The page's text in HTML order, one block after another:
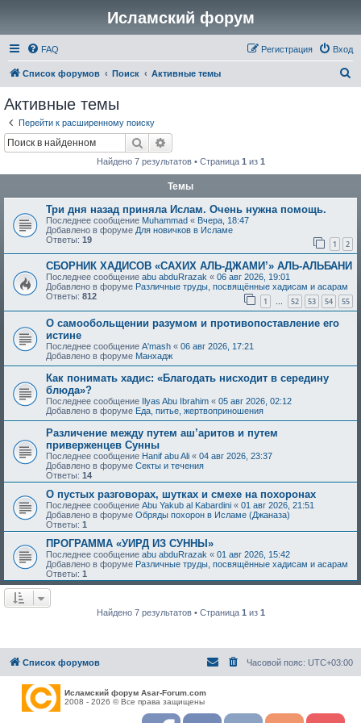
Исламский форум
FAQ Вход
Регистрация
Список форумов Поиск Активные темы
Активные темы
Перейти к расширенному поиску
Поиск
Найдено 7 результатов • Страница 1 из 1
Темы
Три дня назад приняла Ислам. Очень нужна помощь.
Последнее сообщение Muhammad « Вчера, 18:47
Добавлено в форуме Для новичков в Исламе
Ответы: 19 1 2
СБОРНИК ХАДИСОВ «САХИХ АЛЬ-ДЖАМИ’» АЛЬ-АЛЬБАНИ
Последнее сообщение abu abduRrazak « 06 авг 2026, 19:01
Добавлено в форуме Различные труды, посвящённые хадисам и асарам
Ответы: 812 1 … 52 53 54 55
О самообольщении разумом и противопоставление его
истине
Последнее сообщение A'mash « 06 авг 2026, 17:21
Добавлено в форуме Манхадж
Как понимать хадис: «Благодать нисходит в середину
блюда»?
Последнее сообщение Ilyas Abu Ibrahim « 05 авг 2026, 02:12
Добавлено в форуме Еда, питье, жертвоприношения
Различение между путем аш’аритов и путем
приверженцев Сунны
Последнее сообщение Hanif abu Ali « 04 авг 2026, 23:37
Добавлено в форуме Секты и течения
Ответы: 14
О пустых разговорах, шутках и смехе на похоронах
Последнее сообщение Abu Yakub al Kabardini « 01 авг 2026, 21:51
Добавлено в форуме Обряды похорон в Исламе (Джаназа)
Ответы: 1
ПРОГРАММА «УИРД ИЗ СУННЫ»
Последнее сообщение abu abduRrazak « 01 авг 2026, 15:42
Добавлено в форуме Различные труды, посвящённые хадисам и асарам
Ответы: 1
Найдено 7 результатов • Страница 1 из 1
Список форумов Часовой пояс: UTC+03:00
Исламский форум Asar-Forum.com
2008 - 2026 © Все права защищены